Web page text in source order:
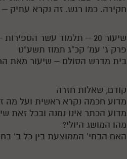
חקירה. כמו רגש. זה נקרא עתיק
שיעור 20 – תלמוד עשר הספירות – דף היומי – חלק ג'
פרק ג' עמ' קכ"ג תמוז תשע"ט
בית מדרש הסולם – שיעור מאת
קודם, שאלות חזרה
מדוע חכמה נקרא ראשית ועל מה
מדוע הכתר אינו נמנה ובכל זאת
מהו המושג היולי?
האם הבחי' הממוצעת בין כל ב'